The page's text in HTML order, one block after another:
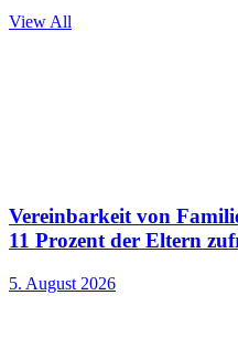
View All
Vereinbarkeit von
11 Prozent der Eltern
5. August 2026